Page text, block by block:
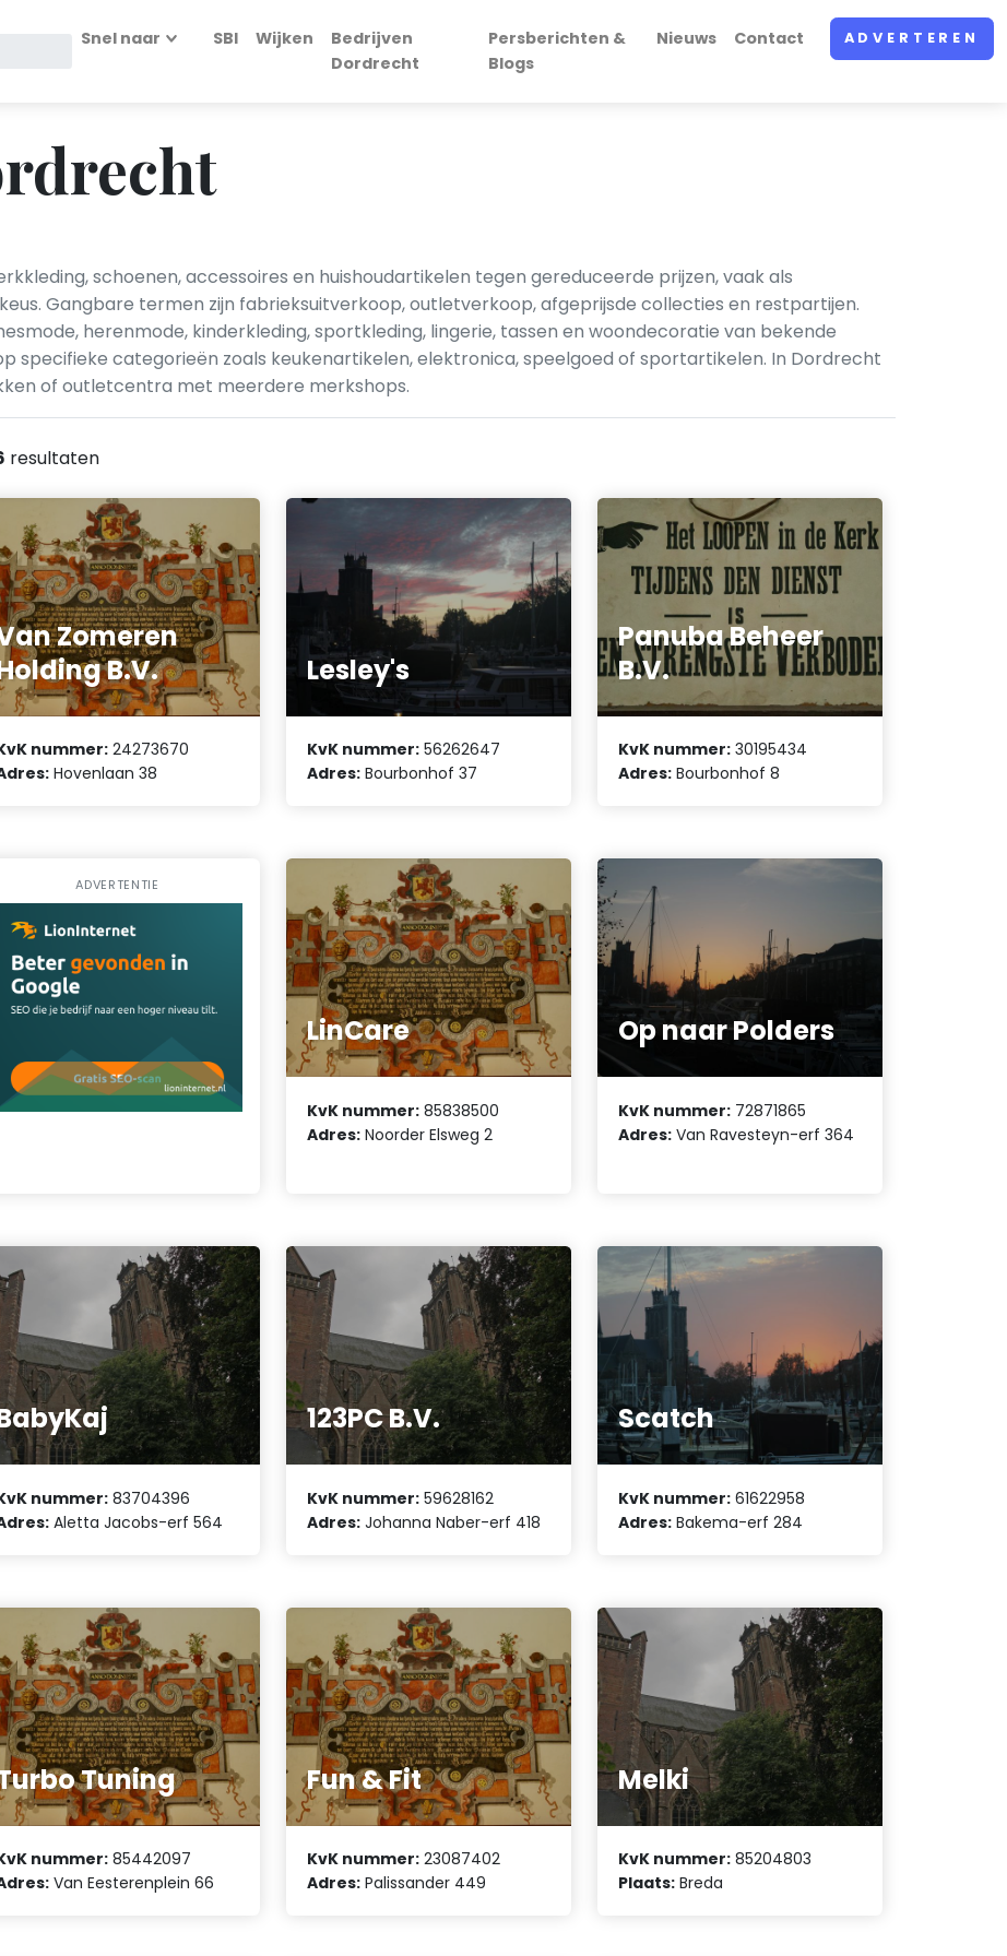
Snel naar SBI Wijken
Bedrijven
Dordrecht
Persberichten &
Blogs
Nieuws Contact ADVERTEREN
schoenen, accessoires en huishoudartikelen tegen gereduceerde prijzen, vaak als
Gangbare termen zijn fabrieksuitverkoop, outletverkoop, afgeprijsde collecties en restpartijen.
herenmode, kinderkleding, sportkleding, lingerie, tassen en woondecoratie van bekende
specifieke categorieën zoals keukenartikelen, elektronica, speelgoed of sportartikelen. In Dordrecht
of outletcentra met meerdere merkshops.
resultaten
Zomeren
B.V.
nummer: 24273670
Hovenlaan 38
Lesley's
KvK nummer: 56262647
Adres: Bourbonhof 37
Panuba Beheer
B.V.
KvK nummer: 30195434
Adres: Bourbonhof 8
ADVERTENTIE
LinCare
KvK nummer: 85838500
Adres: Noorder Elsweg 2
Op naar Polders
KvK nummer: 72871865
Adres: Van Ravesteyn-erf 364
nummer: 83704396
Aletta Jacobs-erf 564
123PC B.V.
KvK nummer: 59628162
Adres: Johanna Naber-erf 418
Scatch
KvK nummer: 61622958
Adres: Bakema-erf 284
Tuning
nummer: 85442097
Van Eesterenplein 66
Fun & Fit
KvK nummer: 23087402
Adres: Palissander 449
Melki
KvK nummer: 85204803
Plaats: Breda